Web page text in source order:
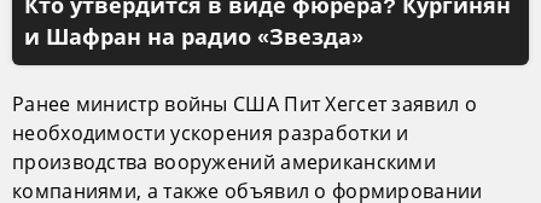
Кто утвердится в виде фюрера? Кургинян
и Шафран на радио «Звезда»
Ранее министр войны США Пит Хегсет заявил о
необходимости ускорения разработки и
производства вооружений американскими
компаниями, а также объявил о формировании